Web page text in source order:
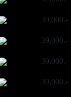
39,000.-
39,000.-
39,000.-
39,000.-